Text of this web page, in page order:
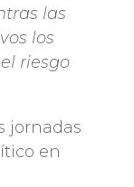
las
los
riesgo
jornadas
en